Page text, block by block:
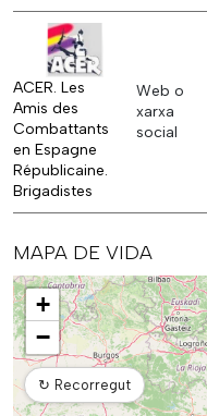
ACER. Les
Amis des
Combattants
en Espagne
Républicaine.
Brigadistes
Web o
xarxa
social
MAPA DE VIDA
Mapa
+
−
↻ Recorregut